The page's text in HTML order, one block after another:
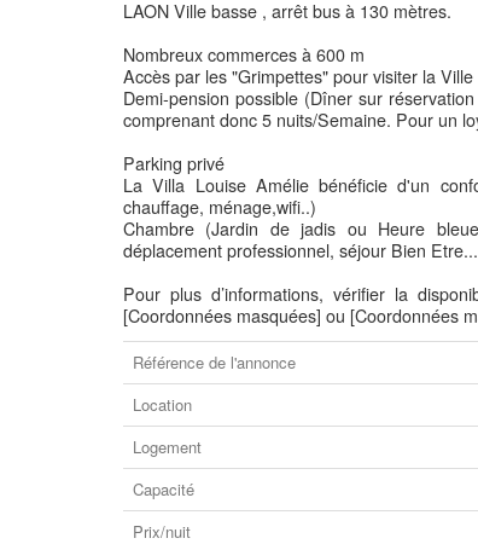
LAON Ville basse , arrêt bus à 130 mètres.
Nombreux commerces à 600 m
Accès par les "Grimpettes" pour visiter la
Demi-pension possible (Dîner sur
comprenant donc 5 nuits/Semaine. Pour un
Parking privé
La Villa Louise Amélie bénéficie d'un
chauffage, ménage,wifi..)
Chambre (Jardin de jadis ou Heure
déplacement professionnel, séjour Bien
Pour plus d’informations, vérifier la
[Coordonnées masquées] ou [Coordonnées
Référence de l'annonce
Location
Logement
Capacité
Prix/nuit